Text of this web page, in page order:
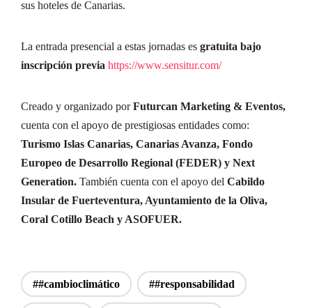
sus hoteles de Canarias.
La entrada presencial a estas jornadas es gratuita bajo
inscripción previa https://www.sensitur.com/
Creado y organizado porFuturcan Marketing & Eventos,
cuenta con el apoyo de prestigiosas entidades como:
Turismo Islas Canarias, Canarias Avanza, Fondo
Europeo de Desarrollo Regional (FEDER) y Next
Generation. También cuenta con el apoyo del Cabildo
Insular de Fuerteventura, Ayuntamiento de la Oliva,
Coral Cotillo Beach y ASOFUER.
##cambioclimático ##responsabilidad